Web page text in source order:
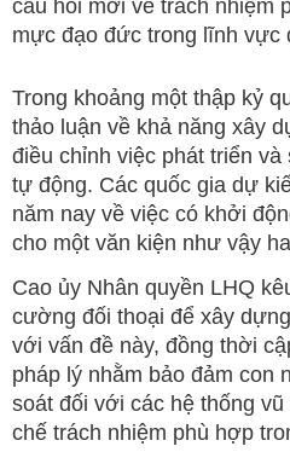
câu hỏi mới về trách nhiệm
mực đạo đức trong lĩnh vực
Trong khoảng một thập kỷ
thảo luận về khả năng xây
điều chỉnh việc phát triển
tự động. Các quốc gia dự
năm nay về việc có khởi
cho một văn kiện như vậy
Cao ủy Nhân quyền LHQ
cường đối thoại để xây
với vấn đề này, đồng thời
pháp lý nhằm bảo đảm con
soát đối với các hệ thống
chế trách nhiệm phù hợp